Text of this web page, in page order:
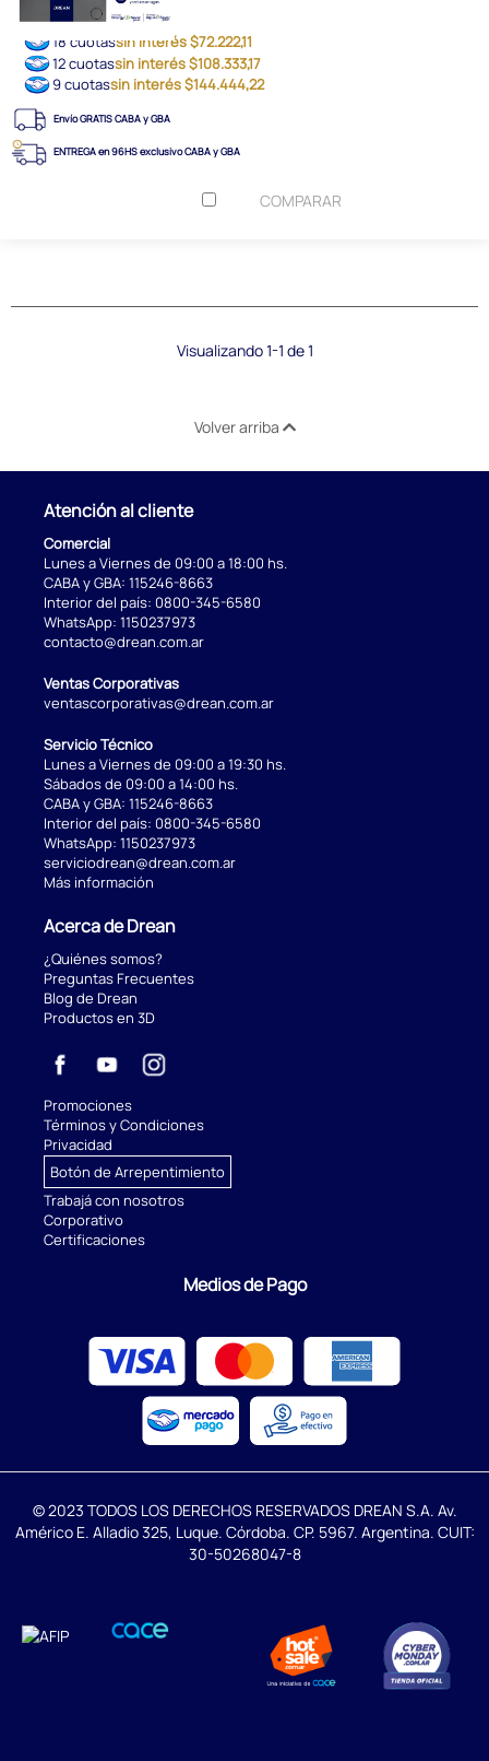
18 cuotassin interés $72.222,11
12 cuotassin interés $108.333,17
9 cuotassin interés $144.444,22
Envío GRATIS CABA y GBA
ENTREGA en 96HS exclusivo CABA y GBA
COMPARAR
Visualizando 1-1 de 1
Volver arriba
Atención al cliente
Comercial
Lunes a Viernes de 09:00 a 18:00 hs.
CABA y GBA: 115246-8663
Interior del país: 0800-345-6580
WhatsApp: 1150237973
contacto@drean.com.ar
Ventas Corporativas
ventascorporativas@drean.com.ar
Servicio Técnico
Lunes a Viernes de 09:00 a 19:30 hs.
Sábados de 09:00 a 14:00 hs.
CABA y GBA: 115246-8663
Interior del país: 0800-345-6580
WhatsApp: 1150237973
serviciodrean@drean.com.ar
Más información
Acerca de Drean
¿Quiénes somos?
Preguntas Frecuentes
Blog de Drean
Productos en 3D
Promociones
Términos y Condiciones
Privacidad
Botón de Arrepentimiento
Trabajá con nosotros
Corporativo
Certificaciones
Medios de Pago
© 2023 TODOS LOS DERECHOS RESERVADOS DREAN S.A. Av.
Américo E. Alladio 325, Luque. Córdoba. CP. 5967. Argentina. CUIT:
30-50268047-8